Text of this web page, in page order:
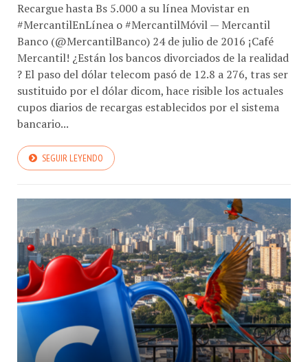
Recargue hasta Bs 5.000 a su línea Movistar en
#MercantilEnLínea o #MercantilMóvil — Mercantil
Banco (@MercantilBanco) 24 de julio de 2016 ¡Café
Mercantil! ¿Están los bancos divorciados de la realidad
? El paso del dólar telecom pasó de 12.8 a 276, tras ser
sustituido por el dólar dicom, hace risible los actuales
cupos diarios de recargas establecidos por el sistema
bancario...
SEGUIR LEYENDO